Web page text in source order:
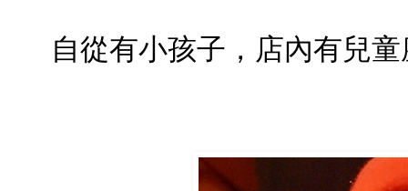
自從有小孩子，店內有兒